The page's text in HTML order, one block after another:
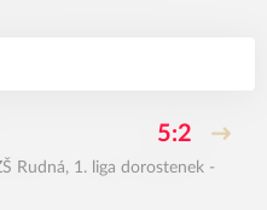
5:2
Rudná, 1. liga dorostenek -